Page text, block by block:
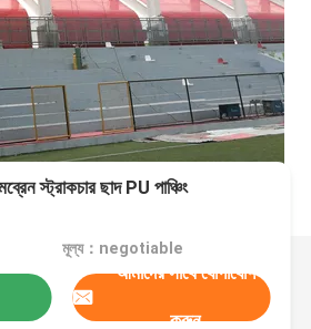
স্ট্রাকচার ছাদ PU পাঞ্চিং
মূল্য：negotiable
আমাদের সাথে যোগাযোগ
করুন